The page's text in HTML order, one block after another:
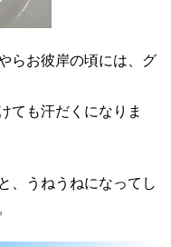
らお彼岸の頃には、グ
ても汗だくになりま
、うねうねになってし